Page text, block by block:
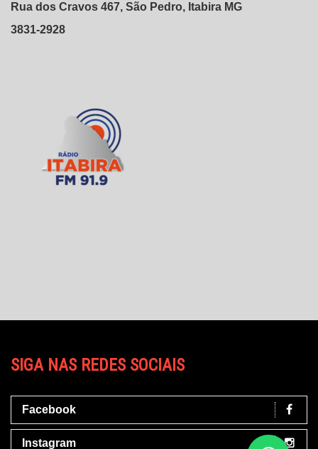
Rua dos Cravos 467, São Pedro, Itabira MG
3831-2928
SIGA NAS REDES SOCIAIS
Facebook
Instagram